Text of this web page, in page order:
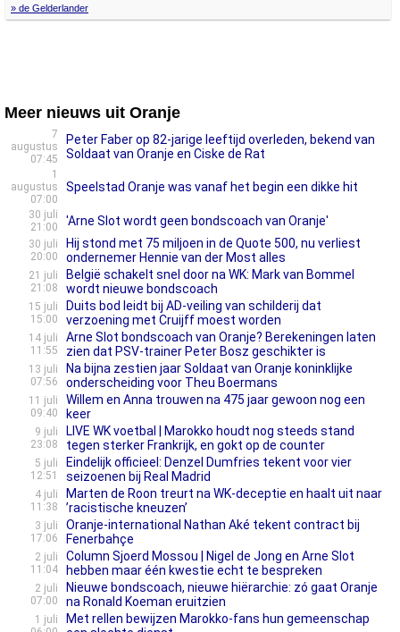
» de Gelderlander
Meer nieuws uit Oranje
7
augustus
07:45
Peter Faber op 82-jarige leeftijd overleden, bekend van
Soldaat van Oranje en Ciske de Rat
1
augustus
07:00
Speelstad Oranje was vanaf het begin een dikke hit
30 juli
21:00
'Arne Slot wordt geen bondscoach van Oranje'
30 juli
20:00
Hij stond met 75 miljoen in de Quote 500, nu verliest
ondernemer Hennie van der Most alles
21 juli
21:08
België schakelt snel door na WK: Mark van Bommel
wordt nieuwe bondscoach
15 juli
15:00
Duits bod leidt bij AD-veiling van schilderij dat
verzoening met Cruijff moest worden
14 juli
11:55
Arne Slot bondscoach van Oranje? Berekeningen laten
zien dat PSV-trainer Peter Bosz geschikter is
13 juli
07:56
Na bijna zestien jaar Soldaat van Oranje koninklijke
onderscheiding voor Theu Boermans
11 juli
09:40
Willem en Anna trouwen na 475 jaar gewoon nog een
keer
9 juli
23:08
LIVE WK voetbal | Marokko houdt nog steeds stand
tegen sterker Frankrijk, en gokt op de counter
5 juli
12:51
Eindelijk officieel: Denzel Dumfries tekent voor vier
seizoenen bij Real Madrid
4 juli
11:38
Marten de Roon treurt na WK-deceptie en haalt uit naar
’racistische kneuzen’
3 juli
17:06
Oranje-international Nathan Aké tekent contract bij
Fenerbahçe
2 juli
11:04
Column Sjoerd Mossou | Nigel de Jong en Arne Slot
hebben maar één kwestie echt te bespreken
2 juli
07:00
Nieuwe bondscoach, nieuwe hiërarchie: zó gaat Oranje
na Ronald Koeman eruitzien
1 juli
Met rellen bewijzen Marokko-fans hun gemeenschap